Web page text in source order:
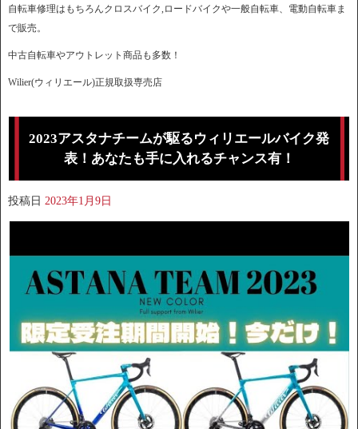
自転車修理はもちろんクロスバイク,ロードバイクや一般自転車、電動自転車ま
で販売。
中古自転車やアウトレット商品も多数！
Wilier(ウィリエール)正規取扱専売店
2023アスタナチームが駆るウィリエールバイク発
表！あなたも手に入れるチャンス有！
投稿日 2023年1月9日